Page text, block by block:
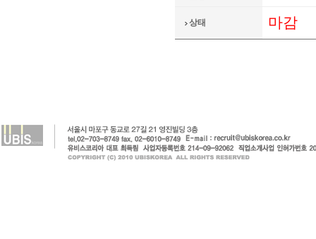
상태 마감